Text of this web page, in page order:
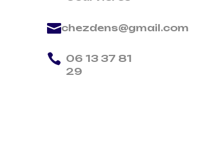
chezdens@gmail.com
 06 13 37 81
29